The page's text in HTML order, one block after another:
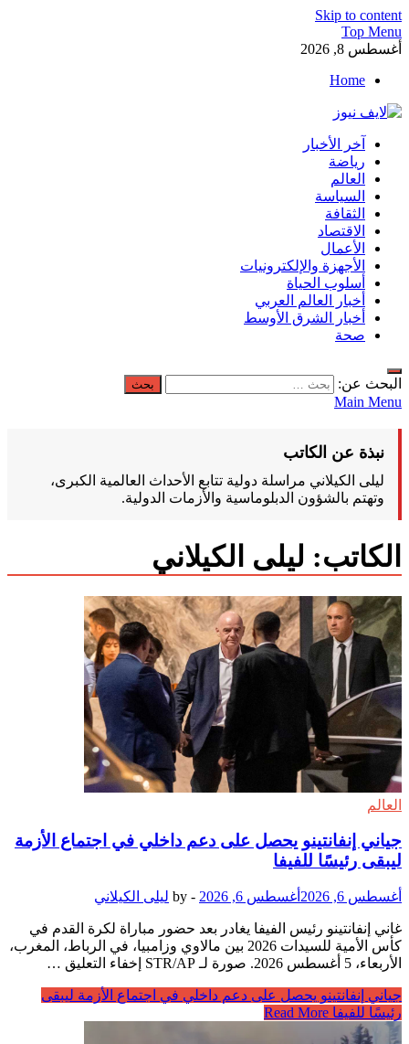
Skip to content
Top Menu
أغسطس 8, 2026
Home
لايف نيوز
آخر الأخبار العاجلة لحظة بلحظة من العالم العربي والعالم
آخر الأخبار
رياضة
العالم
السياسة
الثقافة
الاقتصاد
الأعمال
الأجهزة والإلكترونيات
أسلوب الحياة
أخبار العالم العربي
أخبار الشرق الأوسط
صحة
البحث عن:
Main Menu
نبذة عن الكاتب
ليلى الكيلاني مراسلة دولية تتابع الأحداث العالمية الكبرى،
وتهتم بالشؤون الدبلوماسية والأزمات الدولية.
الكاتب: ليلى الكيلاني
العالم
جياني إنفانتينو يحصل على دعم داخلي في اجتماع الأزمة
ليبقى رئيسًا للفيفا
أغسطس 6, 2026 أغسطس 6, 2026 -
by ليلى الكيلاني
غاني إنفانتينو رئيس الفيفا يغادر بعد حضور مباراة لكرة القدم في
كأس الأمية للسيدات 2026 بين مالاوي وزامبيا، في الرباط، المغرب،
الأربعاء، 5 أغسطس 2026. صورة لـ STR/AP إخفاء التعليق …
جياني إنفانتينو يحصل على دعم داخلي في اجتماع الأزمة ليبقى
رئيسًا للفيفا